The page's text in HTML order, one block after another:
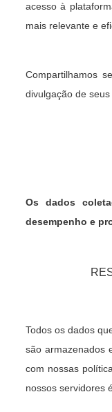
acesso à
mais relevante e
Compartilhamos
divulgação de
Os dados
desempenho e
Todos os dados
são armazenados
com nossas
nossos servidores